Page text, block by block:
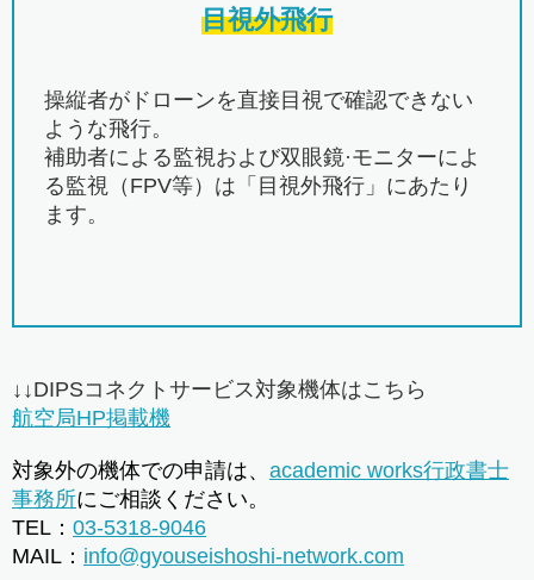
目視外飛行
操縦者がドローンを直接目視で確認できない
ような飛行。
補助者による監視および双眼鏡·モニターによ
る監視（FPV等）は「目視外飛行」にあたり
ます。
↓↓DIPSコネクトサービス対象機体はこちら
航空局HP掲載機
対象外の機体での申請は、 academic works行政書士
事務所にご相談ください。
TEL： 03-5318-9046
MAIL： info@gyouseishoshi-network.com